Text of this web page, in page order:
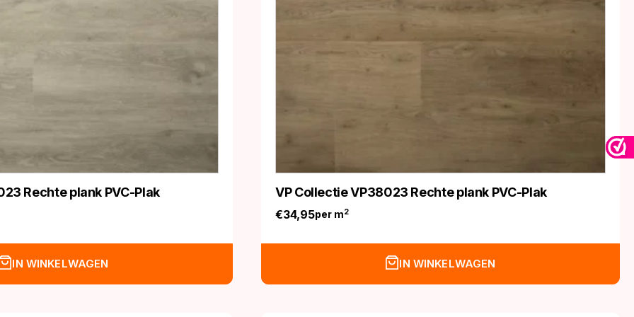
Rechte plank PVC-Plak
IN WINKELWAGEN
VP Collectie VP38023 Rechte plank PVC-Plak
€34,95per m2
IN WINKELWAGEN